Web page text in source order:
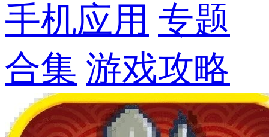
手机应用 专题
合集 游戏攻略